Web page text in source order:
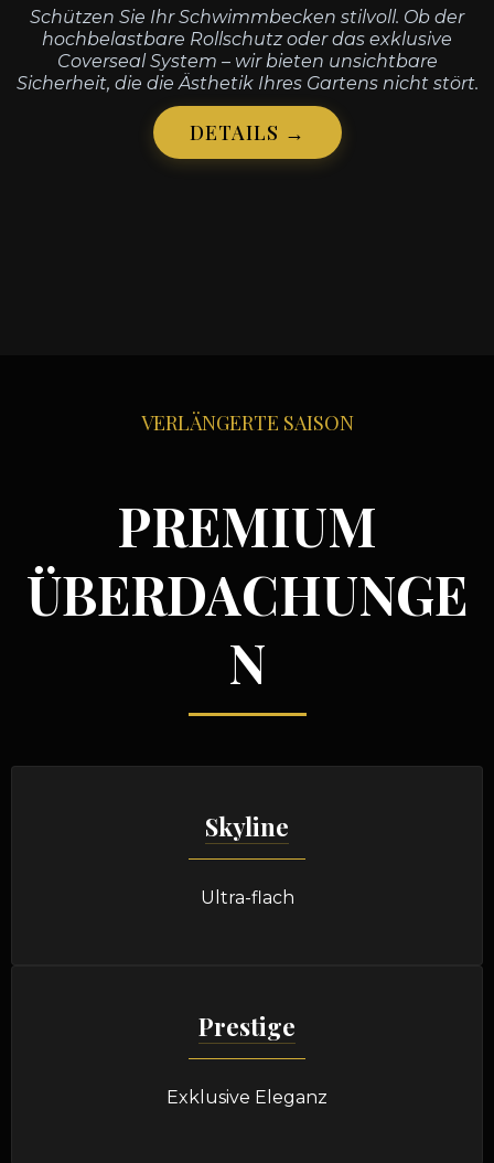
Schützen Sie Ihr Schwimmbecken stilvoll. Ob der
hochbelastbare Rollschutz oder das exklusive
Coverseal System – wir bieten unsichtbare
Sicherheit, die die Ästhetik Ihres Gartens nicht stört.
DETAILS →
VERLÄNGERTE SAISON
PREMIUM
ÜBERDACHUNGE
N
Skyline
Ultra-flach
Prestige
Exklusive Eleganz